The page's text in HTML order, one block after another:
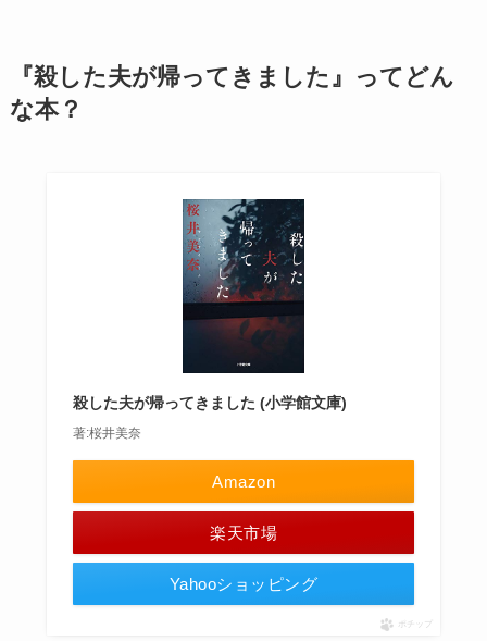
『殺した夫が帰ってきました』ってどん
な本？
殺した夫が帰ってきました (小学館文庫)
著:桜井美奈
Amazon
楽天市場
Yahooショッピング
ポチップ